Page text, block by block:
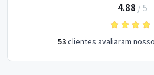
4.88 / 5
53clientes avaliaram